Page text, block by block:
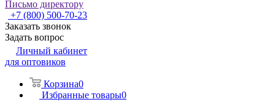
Письмо директору
+7 (800) 500-70-23
Заказать звонок
Задать вопрос
Личный кабинет
для оптовиков
Корзина0
Избранные товары0